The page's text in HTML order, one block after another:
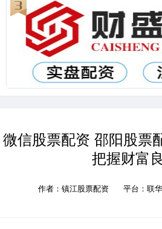
微信股票配资 邵阳股票
把握财富
作者：镇江股票配资 平台：联